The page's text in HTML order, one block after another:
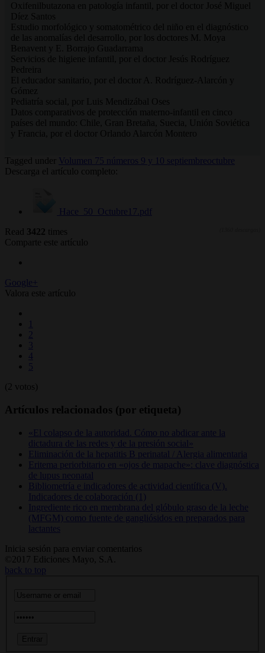
Oxifenilbutazona en patología infantil, por el doctor José Miguel
Díez Santos
Estudio morfológico y somatométrico del niño en el diagnóstico
de las anomalías del desarrollo, por los doctores M. Moya
Benavent y E. Borrajo Guadarrama
Servicios de higiene infantil, por el doctor Jesús Rodríguez
Pedreira
El educador sanitario, por el doctor A. Rodríguez-Alarcón y
Gómez
Pediatría social, por Luis Mendizábal Oses
Datos comparativos de protección materno-infantil en cinco
países del mundo: Chile, Gran Bretaña, Suecia, Unión Soviética
y Francia, por el doctor Orlando Alarcón Montero
Tagged under
Volumen 75 números 9 y 10 septiembreoctubre
Descarga el artículo completo:
Hace_50_Octubre17.pdf
Read 3422 times
Comparte este artículo
Google+
Valora este artículo
1
2
3
4
5
(2 votos)
Artículos relacionados (por etiqueta)
«El colapso de la autoridad. Cómo no abdicar ante la
dictadura de las redes y de la presión social»
Eliminación de la hepatitis B perinatal / Alergia alimentaria
Eritema periorbitario en «ojos de mapache»: clave diagnóstica
de lupus neonatal
Bibliometría e indicadores de actividad científica (V).
Indicadores de colaboración (1)
Ingrediente rico en membrana del glóbulo graso de la leche
(MFGM) como fuente de gangliósidos en preparados para
lactantes
Inicia sesión para enviar comentarios
©2017 Ediciones Mayo, S.A.
back to top